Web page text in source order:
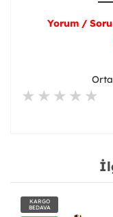
Yorum /
KARGO
BEDAVA